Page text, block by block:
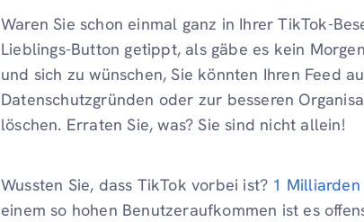
Waren Sie schon einmal ganz in Ihrer TikTok-
Lieblings-Button getippt, als gäbe es kein
und sich zu wünschen, Sie könnten Ihren Feed
Datenschutzgründen oder zur besseren
löschen. Erraten Sie, was? Sie sind nicht allein!
Wussten Sie, dass TikTok vorbei ist? 1 Milliarden
einem so hohen Benutzeraufkommen ist es